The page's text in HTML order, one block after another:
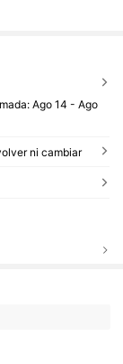
Ago 14 - Ago
ni cambiar